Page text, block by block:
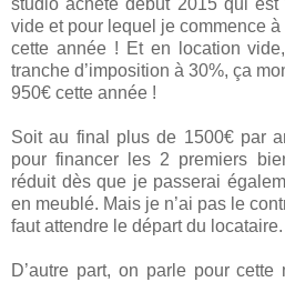
studio acheté début 2015 qui
vide et pour lequel je commence
cette année ! Et en location
tranche d’imposition à 30%, ça
950€ cette année !
Soit au final plus de 1500€ par
pour financer les 2 premiers
réduit dès que je passerai
en meublé. Mais je n’ai pas le
faut attendre le départ du locataire.
D’autre part, on parle pour cette